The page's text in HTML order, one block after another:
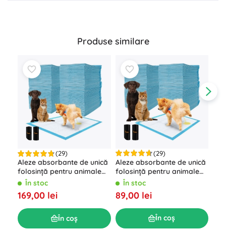
Produse similare
(29)
Aleze absorbante de unică
folosință pentru animale
de companie PURLOV –
60x90cm, 100 bucăți
În stoc
169,00 lei
În coș
(29)
Aleze absorbante de unică
folosință pentru animale
de companie PURLOV –
În stoc
89,00 lei
În coș